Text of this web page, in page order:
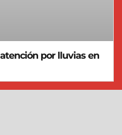
por lluvias en